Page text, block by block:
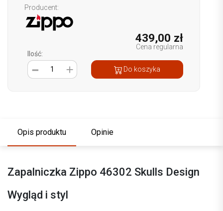
Producent:
439,00 zł
Cena regularna
Ilość:
1
Do koszyka
Opis produktu Opinie
Zapalniczka Zippo 46302 Skulls Design
Wygląd i styl